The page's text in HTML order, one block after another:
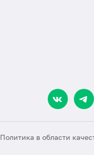
Политика в области